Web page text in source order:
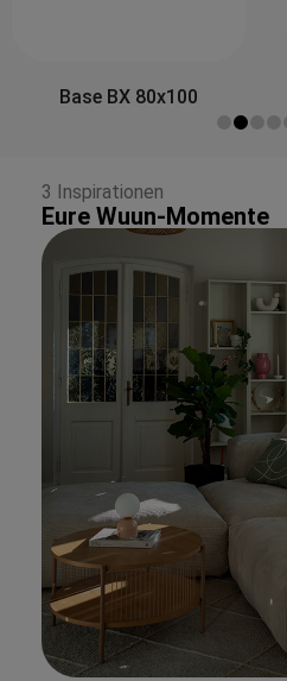
Base CX 110x110
3 Inspirationen
Eure Wuun-Momente